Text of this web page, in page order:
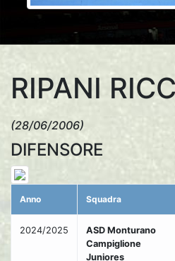
RIPANI
(28/06/2006)
DIFENSORE
Anno Squadra
2024/2025
ASD Monturano
Campiglione
Juniores